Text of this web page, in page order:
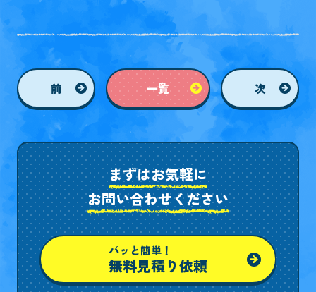
前 一覧 次
まずはお気軽に
お問い合わせください
パッと簡単！
無料見積り依頼